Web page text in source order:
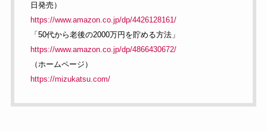
日発売）
https://www.amazon.co.jp/dp/4426128161/
「50代から老後の2000万円を貯める方法」
https://www.amazon.co.jp/dp/4866430672/
（ホームページ）
https://mizukatsu.com/